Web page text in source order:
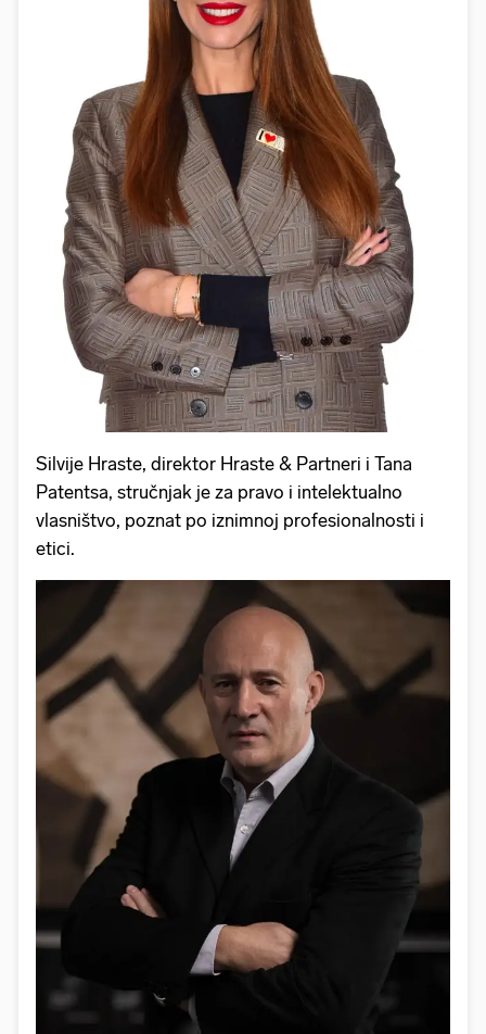
Silvije Hraste, direktor Hraste & Partneri i Tana
Patentsa, stručnjak je za pravo i intelektualno
vlasništvo, poznat po iznimnoj profesionalnosti i
etici.